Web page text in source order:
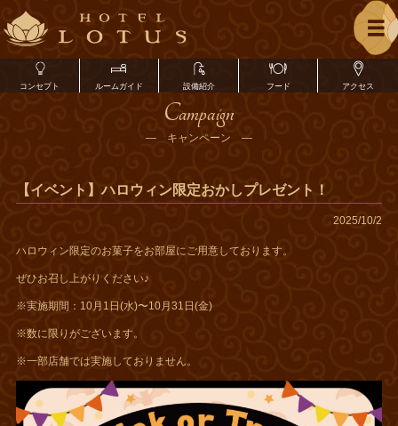
コンセプト ルームガイド 設備紹介 フード アクセス
Campaign
― キャンペーン ―
【イベント】ハロウィン限定おかしプレゼント！
2025/10/2
ハロウィン限定のお菓子をお部屋にご用意しております。
ぜひお召し上がりください♪
※実施期間：10月1日(水)〜10月31日(金)
※数に限りがございます。
※一部店舗では実施しておりません。